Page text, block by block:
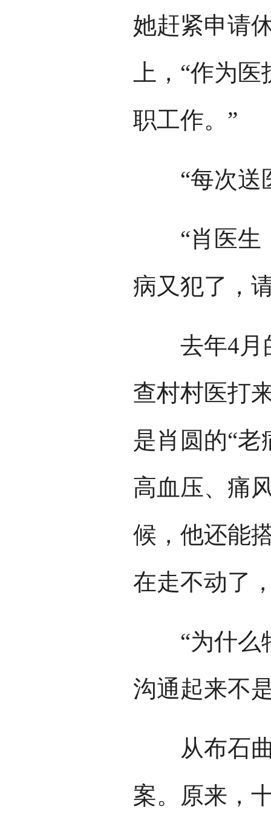
她赶紧申请
上，“作为
职工作。”
“每次送医
“肖医生，
病又犯了，
去年4月的
查村村医打
是肖圆的“
高血压、痛
候，他还能
在走不动了
“为什么特
沟通起来不
从布石曲
案。原来，